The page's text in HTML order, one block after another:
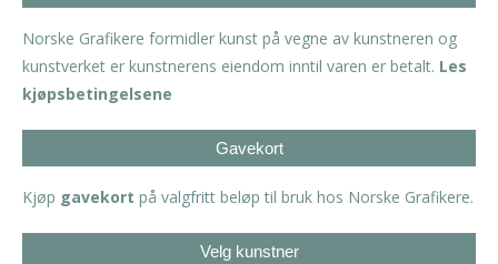
Norske Grafikere formidler kunst på vegne av kunstneren og
kunstverket er kunstnerens eiendom inntil varen er betalt. Les
kjøpsbetingelsene
Gavekort
Kjøp gavekort på valgfritt beløp til bruk hos Norske Grafikere.
Velg kunstner